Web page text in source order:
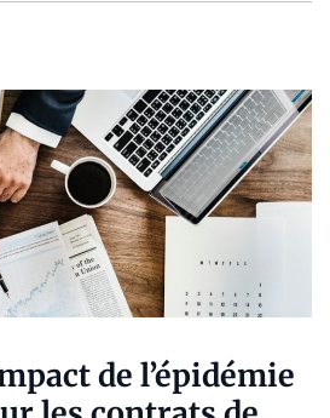
de l’épidémie